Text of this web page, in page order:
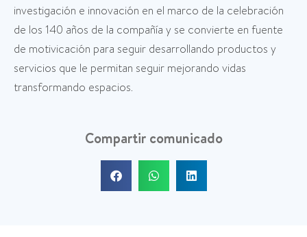
investigación e innovación en el marco de la celebración
de los 140 años de la compañía y se convierte en fuente
de motivicación para seguir desarrollando productos y
servicios que le permitan seguir mejorando vidas
transformando espacios.
Compartir comunicado